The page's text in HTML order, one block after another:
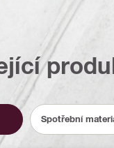
Spotřební